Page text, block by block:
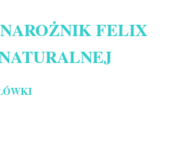
FELIX